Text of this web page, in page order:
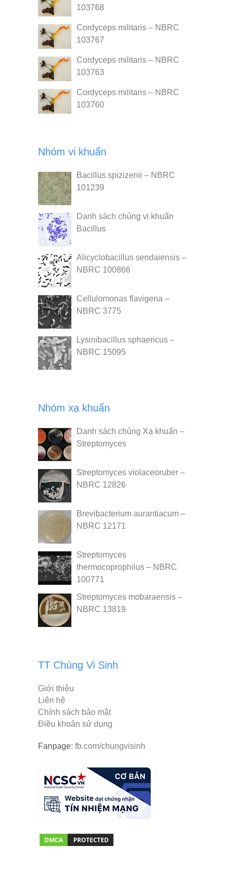
103768
Cordyceps militaris – NBRC
103767
Cordyceps militaris – NBRC
103763
Cordyceps militaris – NBRC
103760
Nhóm vi khuẩn
Bacillus spizizenii – NBRC
101239
Danh sách chủng vi khuẩn
Bacillus
Alicyclobacillus sendaiensis –
NBRC 100866
Cellulomonas flavigena –
NBRC 3775
Lysinibacillus sphaericus –
NBRC 15095
Nhóm xạ khuẩn
Danh sách chủng Xạ khuẩn –
Streptomyces
Streptomyces violaceoruber –
NBRC 12826
Brevibacterium aurantiacum –
NBRC 12171
Streptomyces
thermocoprophilus – NBRC
100771
Streptomyces mobaraensis –
NBRC 13819
TT Chủng Vi Sinh
Giới thiệu
Liên hệ
Chính sách bảo mật
Điều khoản sử dụng
Fanpage: fb.com/chungvisinh